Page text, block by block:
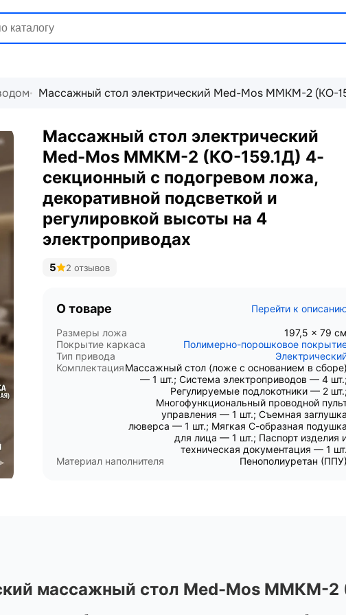
Массажный стол электрический Med-Mos ММКМ-2 (КО-
Массажный стол электрический
Med-Mos ММКМ-2 (КО-159.1Д) 4-
секционный с подогревом ложа,
декоративной подсветкой и
регулировкой высоты на 4
электроприводах
5 2 отзывов
О товаре Перейти к
Размеры ложа
197,5 × 79 см
Покрытие каркаса
Полимерно-порошковое
Тип привода
КомплектацияМассажный стол (ложе с основанием в сборе)
— 1 шт.; Система электроприводов — 4 шт.;
Регулируемые подлокотники — 2 шт.;
Многофункциональный проводной
управления — 1 шт.; Съемная заглушка
люверса — 1 шт.; Мягкая С-образная подушка
для лица — 1 шт.; Паспорт изделия
техническая документация — 1 шт.
Материал наполнителя
Пенополиуретан (ППУ)
массажный стол Med-Mos ММКМ-2